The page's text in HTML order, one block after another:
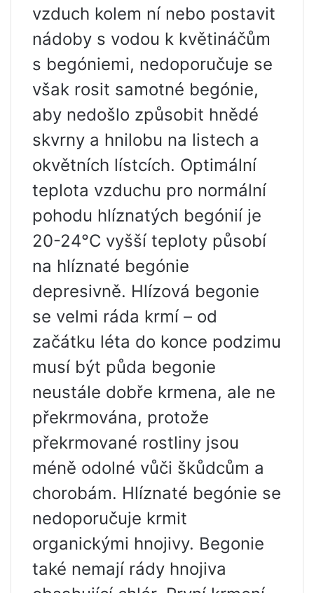
vzduch kolem ní nebo postavit
nádoby s vodou k květináčům
s begóniemi, nedoporučuje se
však rosit samotné begónie,
aby nedošlo způsobit hnědé
skvrny a hnilobu na listech a
okvětních lístcích. Optimální
teplota vzduchu pro normální
pohodu hlíznatých begónií je
20-24°C vyšší teploty působí
na hlíznaté begónie
depresivně. Hlízová begonie
se velmi ráda krmí – od
začátku léta do konce podzimu
musí být půda begonie
neustále dobře krmena, ale ne
překrmována, protože
překrmované rostliny jsou
méně odolné vůči škůdcům a
chorobám. Hlíznaté begónie se
nedoporučuje krmit
organickými hnojivy. Begonie
také nemají rády hnojiva